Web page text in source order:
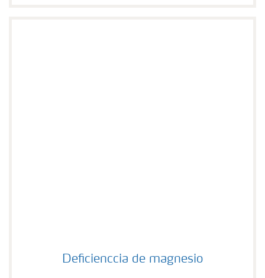
Deficienccia de magnesio
Deficienccia de magnesio